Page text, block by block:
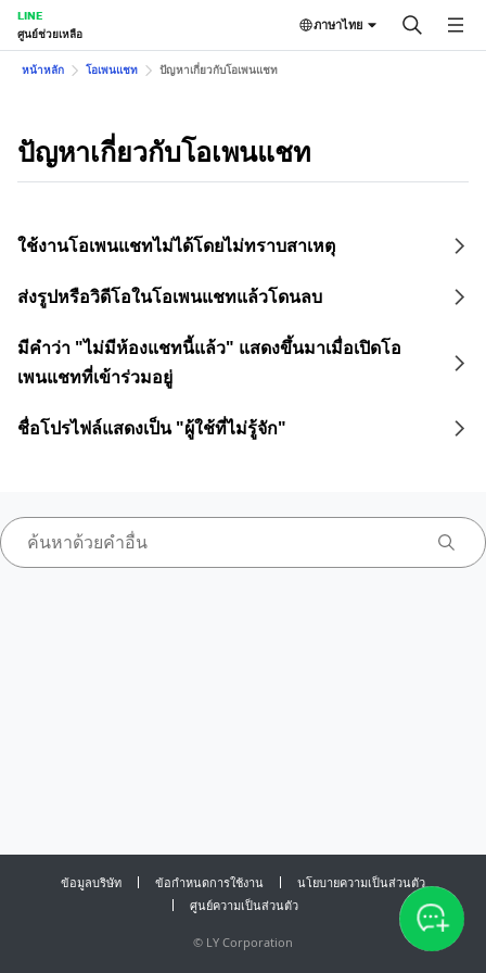
LINE
ศูนย์ช่วยเหลือ
ภาษาไทย
หน้าหลัก โอเพนแชท ปัญหาเกี่ยวกับโอเพนแชท
ปัญหาเกี่ยวกับโอเพนแชท
ใช้งานโอเพนแชทไม่ได้โดยไม่ทราบสาเหตุ
ส่งรูปหรือวิดีโอในโอเพนแชทแล้วโดนลบ
มีคำว่า "ไม่มีห้องแชทนี้แล้ว" แสดงขึ้นมาเมื่อเปิดโอ
เพนแชทที่เข้าร่วมอยู่
ชื่อโปรไฟล์แสดงเป็น "ผู้ใช้ที่ไม่รู้จัก"
ข้อมูลบริษัท ข้อกำหนดการใช้งาน
นโยบายความเป็นส่วนตัว
ศูนย์ความเป็นส่วนตัว
© LY Corporation